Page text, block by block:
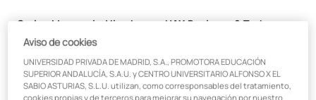
Carlos Marquerie, Vicedecano UAX Business & Tech
La Inteligencia Artificial (IA) y el metaverso son dos de las
de transformar radicalmente el ámbito educativo en los años
venideros.
Aviso de cookies
UNIVERSIDAD PRIVADA DE MADRID, S.A., PROMOTORA EDUCACIÓN
SUPERIOR ANDALUCÍA, S.A.U. y CENTRO UNIVERSITARIO ALFONSO X EL
SABIO ASTURIAS, S.L.U. utilizan, como corresponsables del tratamiento,
cookies propias y de terceros para mejorar su navegación por nuestro